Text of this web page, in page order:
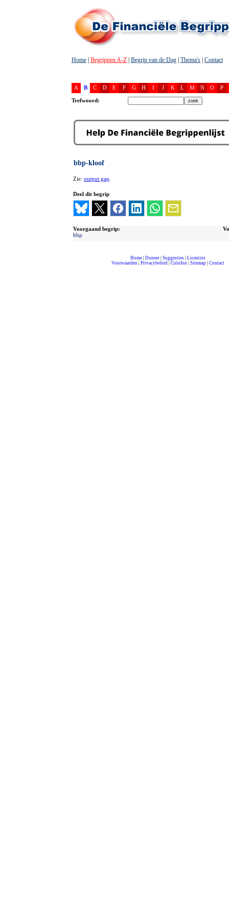
Home Begrippen A-Z Begrip van de Dag Thema's Contact
A B C D E F G H I J K L M N O P
Trefwoord:
bbp-kloof
Zie: output gap
Deel dit begrip
Voorgaand begrip:
bbp
Home| Doneer| Suggesties| Licenties
Voorwaarden| Privacybeleid| Colofon| Sitemap| Contact